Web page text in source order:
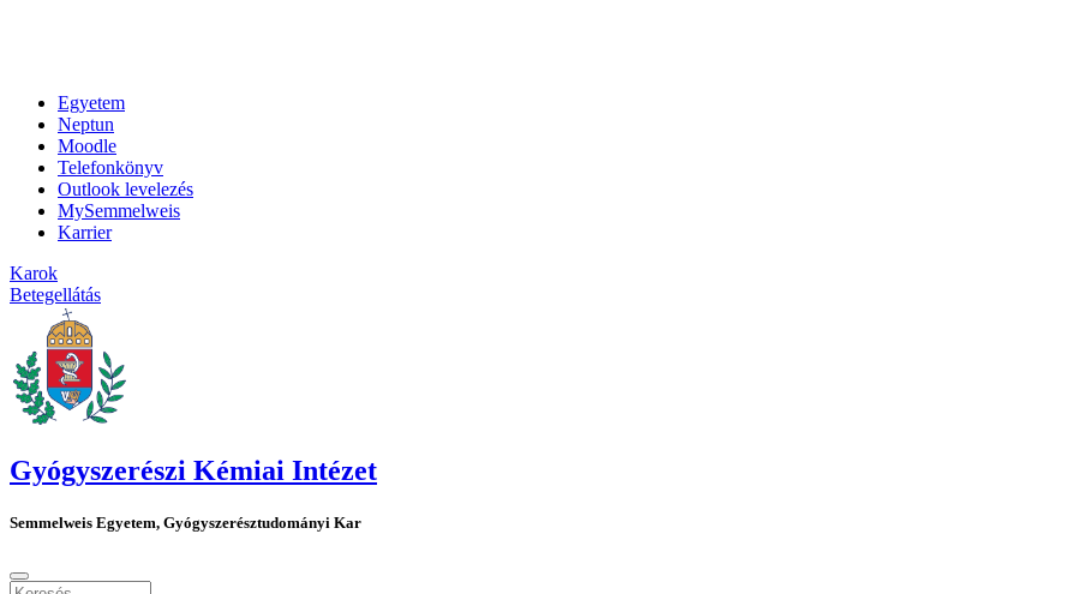
Egyetem
Neptun
Moodle
Telefonkönyv
Outlook levelezés
MySemmelweis
Karrier
Karok
Betegellátás
Gyógyszerészi Kémiai Intézet
Semmelweis Egyetem, Gyógyszerésztudományi Kar